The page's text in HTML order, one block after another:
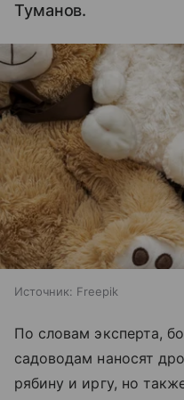
Туманов.
Источник: Freepik
По словам эксперта,
садоводам наносят
рябину и иргу, но